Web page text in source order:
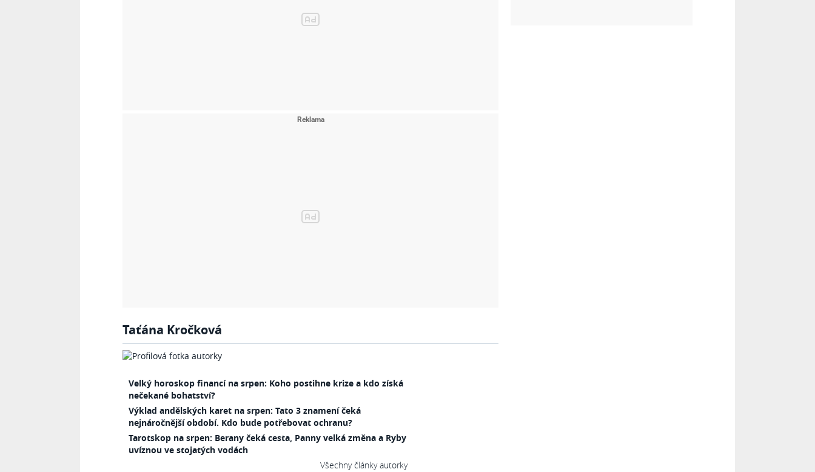
Taťána Kročková
Velký horoskop financí na srpen: Koho postihne krize a kdo získá
nečekané bohatství?
Výklad andělských karet na srpen: Tato 3 znamení čeká
nejnáročnější období. Kdo bude potřebovat ochranu?
Tarotskop na srpen: Berany čeká cesta, Panny velká změna a Ryby
uvíznou ve stojatých vodách
Všechny články autorky